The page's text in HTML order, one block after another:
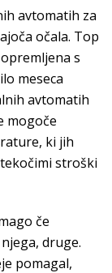
avtomatih za
očala. Top
s
meseca
avtomatih
mogoče
ki jih
stroški
če
druge.
pomagal,